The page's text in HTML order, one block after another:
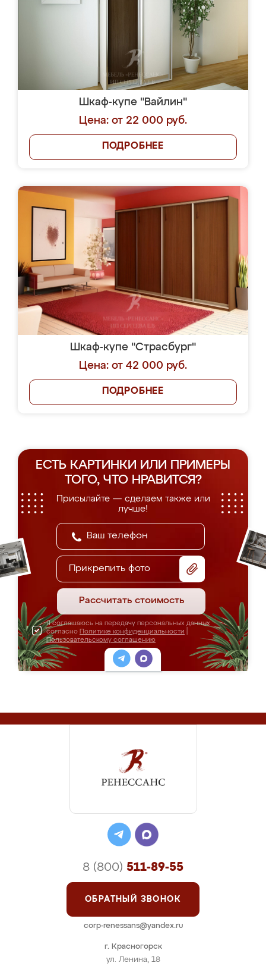
Шкаф-купе "Вайлин"
Цена: от 22 000 руб.
ПОДРОБНЕЕ
Шкаф-купе "Страсбург"
Цена: от 42 000 руб.
ПОДРОБНЕЕ
ЕСТЬ КАРТИНКИ ИЛИ ПРИМЕРЫ
ТОГО, ЧТО НРАВИТСЯ?
Присылайте — сделаем также или
лучше!
Прикрепить фото
Рассчитать стоимость
Я соглашаюсь на передачу персональных данных
согласно Политике конфиденциальности
Пользовательскому соглашению
г. Красногорск
ул. Ленина, 18
8 (800) 511-89-55
ОБРАТНЫЙ ЗВОНОК
corp-renessans@yandex.ru